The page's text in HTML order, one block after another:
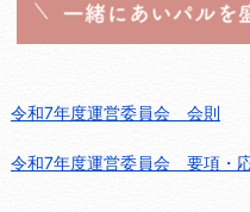
令和7年度運営委員会 会則
令和7年度運営委員会 要項・